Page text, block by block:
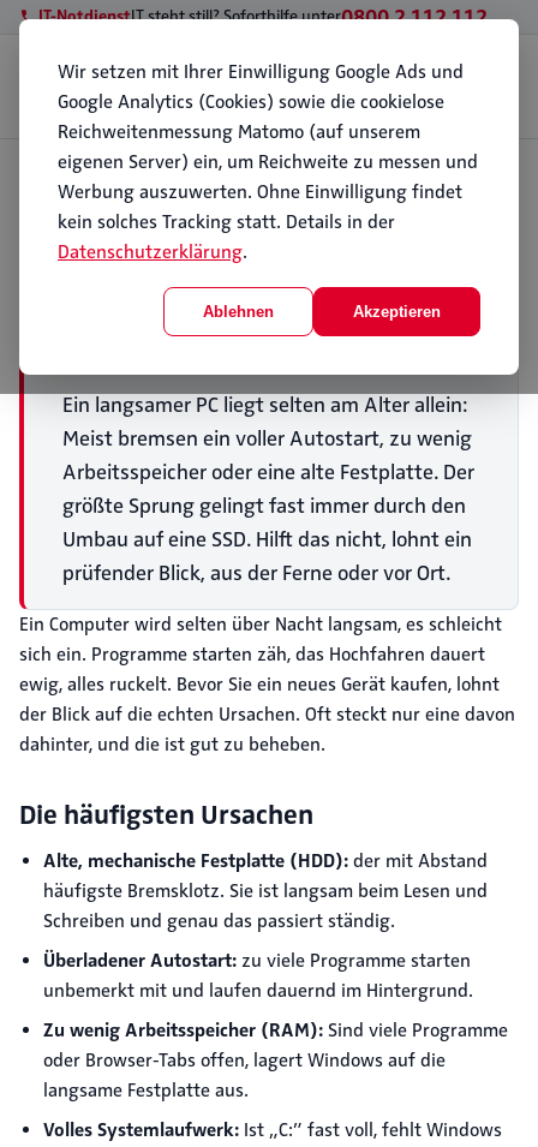
IT-NotdienstIT steht still? Soforthilfe unter0800 2 112 112
Geschäftskunden Privatkunden Standorte WissenÜber PC112
Kontakt
Wissen Ratgeber PC läuft langsam: Das hilft wirklich
PC läuft langsam: Das hilft
wirklich
Veröffentlicht am 4. Juni 2026
Ein langsamer PC liegt selten am Alter allein:
Meist bremsen ein voller Autostart, zu wenig
Arbeitsspeicher oder eine alte Festplatte. Der
größte Sprung gelingt fast immer durch den
Umbau auf eine SSD. Hilft das nicht, lohnt ein
prüfender Blick, aus der Ferne oder vor Ort.
Ein Computer wird selten über Nacht langsam, es schleicht
sich ein. Programme starten zäh, das Hochfahren dauert
ewig, alles ruckelt. Bevor Sie ein neues Gerät kaufen, lohnt
der Blick auf die echten Ursachen. Oft steckt nur eine davon
dahinter, und die ist gut zu beheben.
Die häufigsten Ursachen
Alte, mechanische Festplatte (HDD): der mit Abstand
häufigste Bremsklotz. Sie ist langsam beim Lesen und
Schreiben und genau das passiert ständig.
Überladener Autostart: zu viele Programme starten
unbemerkt mit und laufen dauernd im Hintergrund.
Zu wenig Arbeitsspeicher (RAM): Sind viele Programme
oder Browser-Tabs offen, lagert Windows auf die
langsame Festplatte aus.
Volles Systemlaufwerk: Ist „C:” fast voll, fehlt Windows
Wir setzen mit Ihrer Einwilligung Google Ads und
Google Analytics (Cookies) sowie die cookielose
Reichweitenmessung Matomo (auf unserem
eigenen Server) ein, um Reichweite zu messen und
Werbung auszuwerten. Ohne Einwilligung findet
kein solches Tracking statt. Details in der
Datenschutzerklärung.
Ablehnen Akzeptieren